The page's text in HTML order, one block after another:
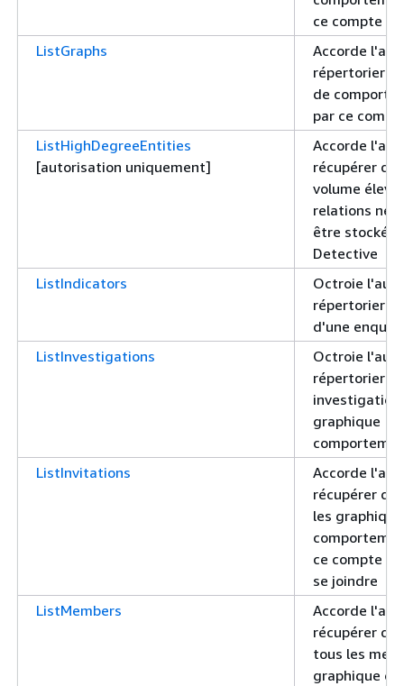
ce compte
ListGraphs
Accorde
répertorier
de
par ce
ListHighDegreeEntities
[autorisation uniquement]
Accorde
récupérer
volume
relations ne
être
Detective
ListIndicators
Octroie
répertorier
d'une
ListInvestigations
Octroie
répertorier
graphique
ListInvitations
Accorde
récupérer
les
ce compte a
se joindre
ListMembers
Accorde
récupérer
tous les
graphique de